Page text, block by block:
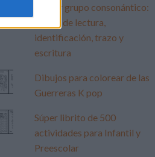
Primer grupo consonántico:
Fichas de lectura,
identificación, trazo y
escritura
Dibujos para colorear de las
Guerreras K pop
Súper librito de 500
actividades para Infantil y
Preescolar